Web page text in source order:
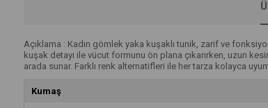
Açıklama : Kadın gömlek yaka kuşaklı tunik, zarif ve
kuşak detayı ile vücut formunu ön plana çıkarırken, uzun
arada sunar. Farklı renk alternatifleri ile her tarza kolayca
Kumaş